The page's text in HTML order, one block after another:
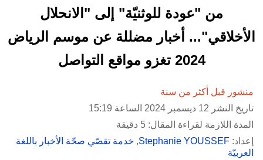
من "عودة للوثنيّة" إلى "الانحلال
الأخلاقي"... أخبار مضللة عن موسم الرياض
2024 تغزو مواقع التواصل
منشور قبل أكثر من سنة
تاريخ النشر 12 ديسمبر 2024 الساعة 15:19
المدة اللازمة لقراءة المقال: 5 دقيقة
إعداد: Stephanie YOUSSEF
, خدمة تقصّي صحّة الأخبار باللغة
العربيّة